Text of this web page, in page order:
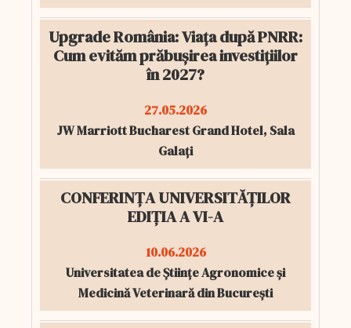
Upgrade România: Viața după PNRR:
Cum evităm prăbușirea investițiilor
în 2027?
27.05.2026
JW Marriott Bucharest Grand Hotel, Sala
Galați
CONFERINȚA UNIVERSITĂȚILOR
EDIȚIA A VI-A
10.06.2026
Universitatea de Științe Agronomice și
Medicină Veterinară din București